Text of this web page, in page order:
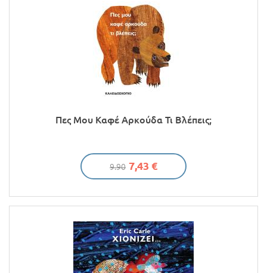
Πες Μου Καφέ Αρκούδα Τι Βλέπεις;
9.90 7,43 €